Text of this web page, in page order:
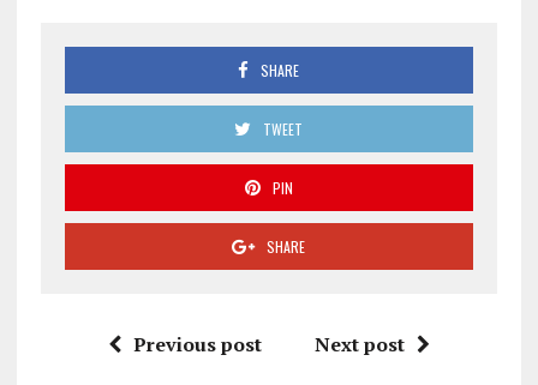
SHARE
TWEET
PIN
SHARE
Previous post Next post